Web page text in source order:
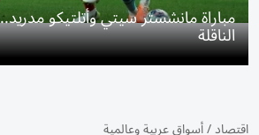
مباراة مانشستر سيتي وأتلتيكو
الناقلة
اقتصاد/أسواق عربية وعالمية